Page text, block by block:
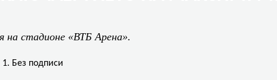
на стадионе «ВТБ Арена».